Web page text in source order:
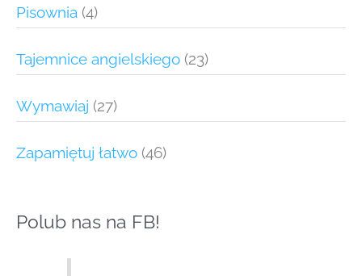
Pisownia (4)
Tajemnice angielskiego (23)
Wymawiaj (27)
Zapamiętuj łatwo (46)
Polub nas na FB!